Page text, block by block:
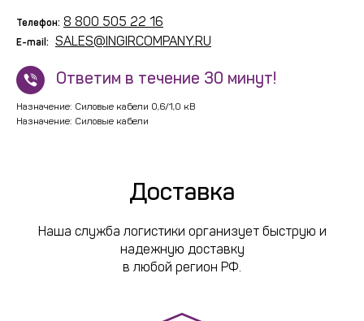
Телефон: 8 800 505 22 16
E-mail: SALES@INGIRCOMPANY.RU
! Ответим в течение 30 минут!
Назначение: Силовые кабели 0,6/1,0 кВ
Назначение: Силовые кабели
Доставка
Наша служба логистики организует быструю и
надежную доставку
в любой регион РФ.